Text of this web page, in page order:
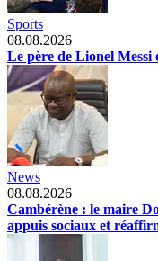
Sports
08.08.2026
Le père de Lionel Messi
News
08.08.2026
Cambérène : le maire
appuis sociaux et